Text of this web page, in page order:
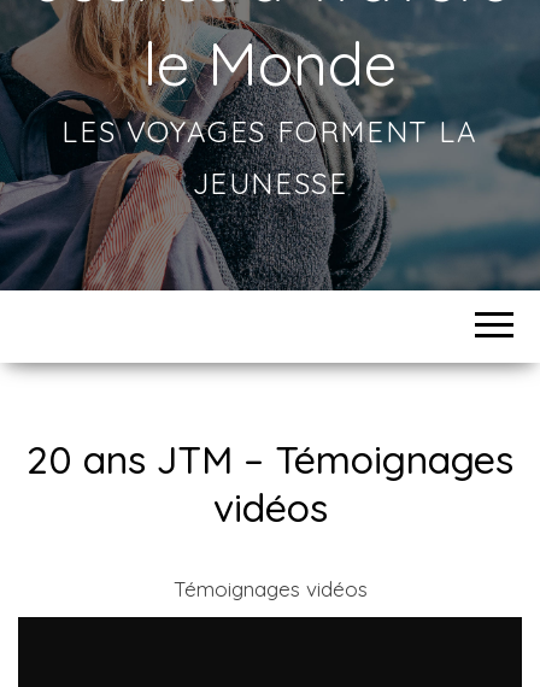
le Monde
LES VOYAGES FORMENT LA
JEUNESSE
20 ans JTM – Témoignages
vidéos
Témoignages vidéos